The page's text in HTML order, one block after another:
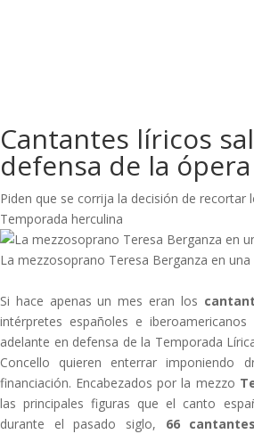
Cantantes líricos
defensa de la
Piden que se corrija la decisión de recortar
Temporada herculina
La mezzosoprano Teresa Berganza en
Si hace apenas un mes eran los
intérpretes españoles e
adelante en defensa de la Temporada
Concello quieren enterrar imponiendo
financiación. Encabezados por la mezzo
las principales figuras que el canto
durante el pasado siglo, 66